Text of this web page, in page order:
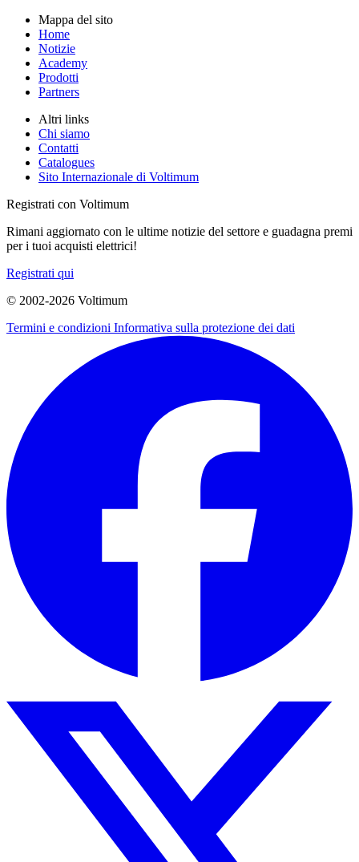
Mappa del sito
Home
Notizie
Academy
Prodotti
Partners
Altri links
Chi siamo
Contatti
Catalogues
Sito Internazionale di Voltimum
Registrati con Voltimum
Rimani aggiornato con le ultime notizie del settore e guadagna premi
per i tuoi acquisti elettrici!
Registrati qui
© 2002-2026 Voltimum
Termini e condizioni Informativa sulla protezione dei dati